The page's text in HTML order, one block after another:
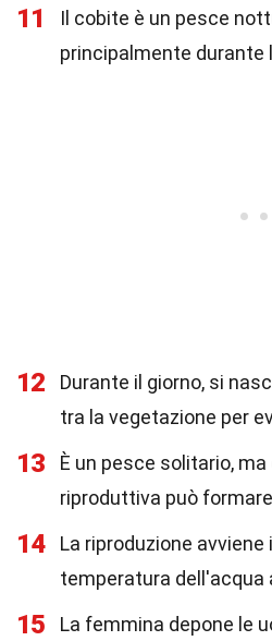
11
Il cobite è un pesce
principalmente durante
12 Durante il giorno, si
tra la vegetazione per
13
È un pesce solitario,
riproduttiva può
14
La riproduzione avviene
temperatura dell'acqua
15
La femmina depone le